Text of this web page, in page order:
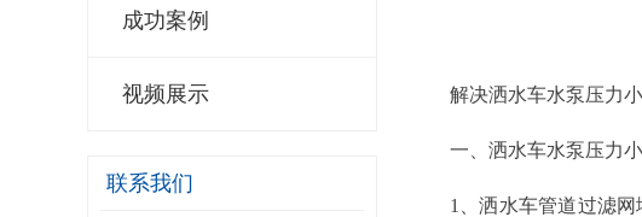
成功案例
视频展示
联系我们
解决洒水车水泵压力
一、洒水车水泵压力
1、洒水车管道过滤